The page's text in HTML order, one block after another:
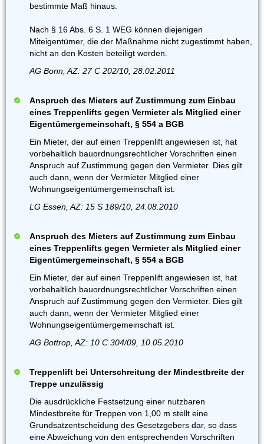
bestimmte Maß hinaus.
Nach § 16 Abs. 6 S. 1 WEG können diejenigen
Miteigentümer, die der Maßnahme nicht zugestimmt haben,
nicht an den Kosten beteiligt werden.
AG Bonn, AZ: 27 C 202/10, 28.02.2011
Anspruch des Mieters auf Zustimmung zum Einbau
eines Treppenlifts gegen Vermieter als Mitglied einer
Eigentümergemeinschaft, § 554 a BGB
Ein Mieter, der auf einen Treppenlift angewiesen ist, hat
vorbehaltlich bauordnungsrechtlicher Vorschriften einen
Anspruch auf Zustimmung gegen den Vermieter. Dies gilt
auch dann, wenn der Vermieter Mitglied einer
Wohnungseigentümergemeinschaft ist.
LG Essen, AZ: 15 S 189/10, 24.08.2010
Anspruch des Mieters auf Zustimmung zum Einbau
eines Treppenlifts gegen Vermieter als Mitglied einer
Eigentümergemeinschaft, § 554 a BGB
Ein Mieter, der auf einen Treppenlift angewiesen ist, hat
vorbehaltlich bauordnungsrechtlicher Vorschriften einen
Anspruch auf Zustimmung gegen den Vermieter. Dies gilt
auch dann, wenn der Vermieter Mitglied einer
Wohnungseigentümergemeinschaft ist.
AG Bottrop, AZ: 10 C 304/09, 10.05.2010
Treppenlift bei Unterschreitung der Mindestbreite der
Treppe unzulässig
Die ausdrückliche Festsetzung einer nutzbaren
Mindestbreite für Treppen von 1,00 m stellt eine
Grundsatzentscheidung des Gesetzgebers dar, so dass
eine Abweichung von den entsprechenden Vorschriften